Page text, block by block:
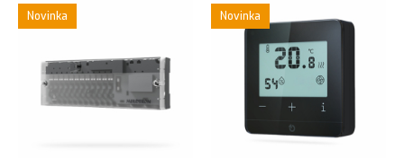
Novinka Novinka